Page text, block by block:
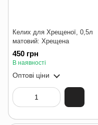
Келих для Хрещеної, 0,5л
матовий: Хрещена
450 грн
В наявності
Оптові ціни